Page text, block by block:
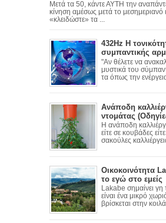
Μετά τα 50, κάντε ΑΥΤΗ την
κίνηση αμέσως μετά το μεσημεριανό
«κλειδώστε» τα ...
432Hz Η
συμπαντικής
"Αν θέλετε να
μυστικά του
τα όπως την
Ανάποδη
ντομάτας
Η ανάποδη
είτε σε κουβάδες είτε
σακούλες
Οικοκοινότητα
το εγώ στο εμείς
Lakabe σημαίνει γη
είναι ένα μικρό
βρίσκεται στην